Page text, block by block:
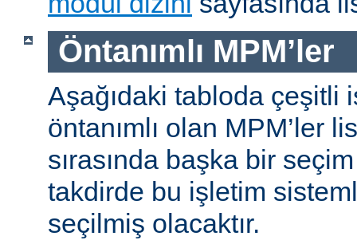
Öntanımlı MPM’ler
Aşağıdaki tabloda çeşitli
öntanımlı olan MPM’ler
sırasında başka bir seçim
takdirde bu işletim
seçilmiş olacaktır.